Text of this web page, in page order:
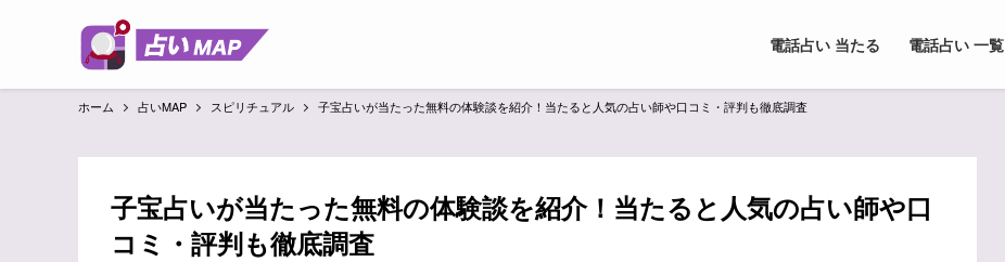
電話占い 当たる 電話占い 一覧
ホーム 占いMAP スピリチュアル 子宝占いが当たった無料の体験談を紹介！当たると人気の占い師や口コミ・評判も徹底調査
子宝占いが当たった無料の体験談を紹介！当たると人気の占い師や口
コミ・評判も徹底調査